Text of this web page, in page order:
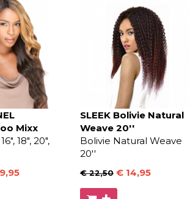
Mixx
18", 20",
,95
SLEEK Bolivie Natural
Weave 20''
Bolivie Natural Weave
20''
€ 22,50€ 14,95